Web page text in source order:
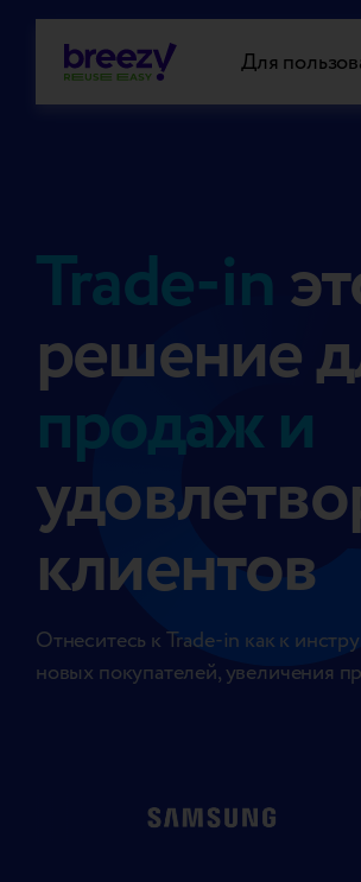
Для
Trade-in
решение
продаж и
клиентов
Отнеситесь к Trade-in как к
новых покупателей, увеличения